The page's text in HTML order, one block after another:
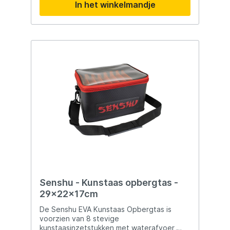
box is gemaakt van een slagvast kunststof
dus sterker dan de normale boxen, een
degelijke kist voor een mooie prijs.
In het winkelmandje
Senshu - Kunstaas opbergtas -
29x22x17cm
De Senshu EVA Kunstaas Opbergtas is
voorzien van 8 stevige
kunstaasinzetstukken met waterafvoer,